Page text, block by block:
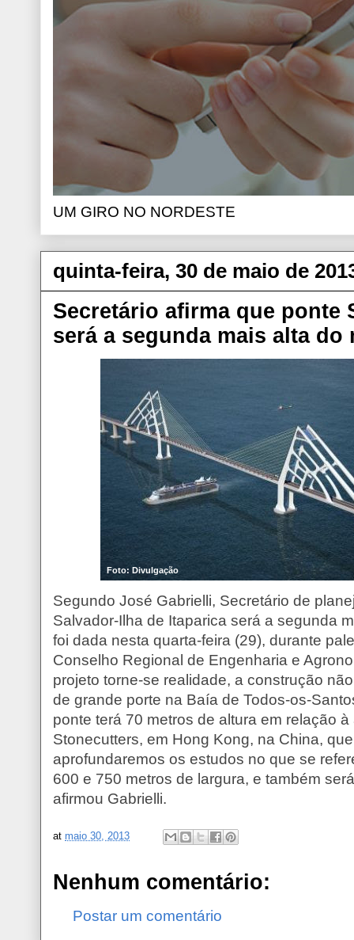
UM GIRO NO NORDESTE
quinta-feira, 30 de maio de
Secretário afirma que ponte
será a segunda mais alta do
Foto: Divulgação
Segundo José Gabrielli, Secretário de
Salvador-Ilha de Itaparica será a segunda
foi dada nesta quarta-feira (29), durante
Conselho Regional de Engenharia e
projeto torne-se realidade, a construção
de grande porte na Baía de Todos-os-
ponte terá 70 metros de altura em relação
Stonecutters, em Hong Kong, na China,
aprofundaremos os estudos no que se
600 e 750 metros de largura, e também
afirmou Gabrielli.
at maio 30, 2013
Nenhum comentário:
Postar um comentário